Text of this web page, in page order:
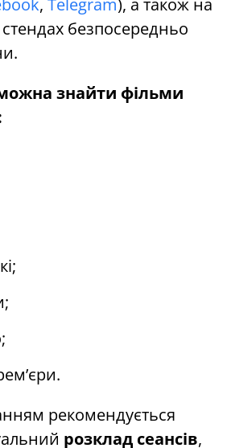
, Telegram), а також на
безпосередньо
знайти фільми
рекомендується
розклад сеансів,